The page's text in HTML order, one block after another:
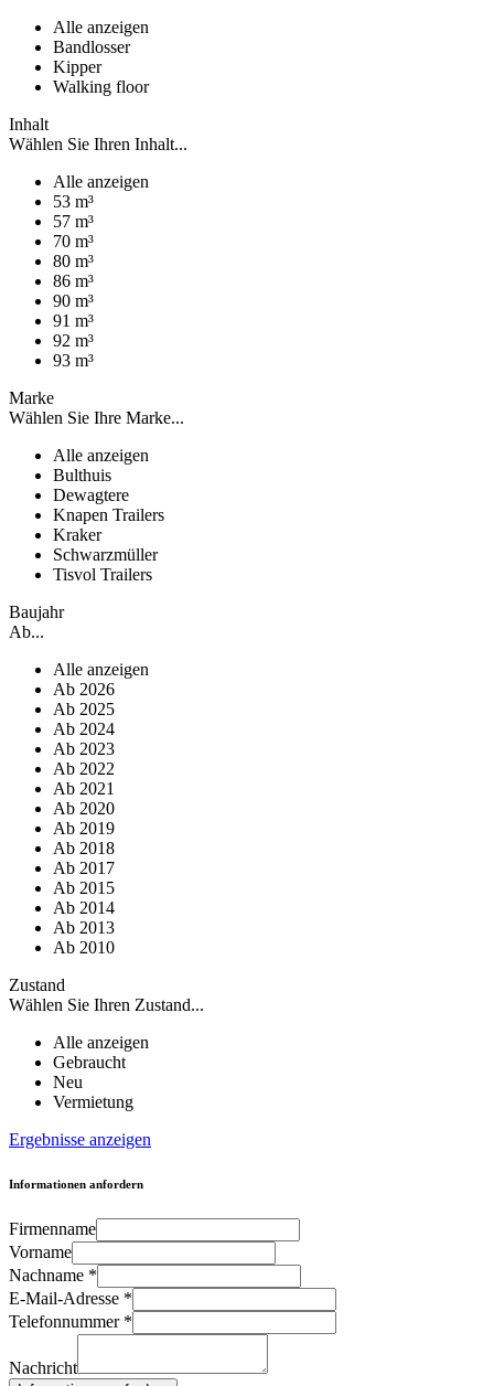
Alle anzeigen
Bandlosser
Kipper
Walking floor
Inhalt
Wählen Sie Ihren Inhalt...
Alle anzeigen
53 m³
57 m³
70 m³
80 m³
86 m³
90 m³
91 m³
92 m³
93 m³
Marke
Wählen Sie Ihre Marke...
Alle anzeigen
Bulthuis
Dewagtere
Knapen Trailers
Kraker
Schwarzmüller
Tisvol Trailers
Baujahr
Ab...
Alle anzeigen
Ab 2026
Ab 2025
Ab 2024
Ab 2023
Ab 2022
Ab 2021
Ab 2020
Ab 2019
Ab 2018
Ab 2017
Ab 2015
Ab 2014
Ab 2013
Ab 2010
Zustand
Wählen Sie Ihren Zustand...
Alle anzeigen
Gebraucht
Neu
Vermietung
Ergebnisse anzeigen
Informationen anfordern
Firmenname
Vorname
Nachname *
E-Mail-Adresse *
Telefonnummer *
Nachricht